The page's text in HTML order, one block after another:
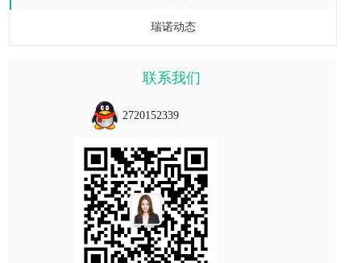
瑞诺动态
联系我们
2720152339